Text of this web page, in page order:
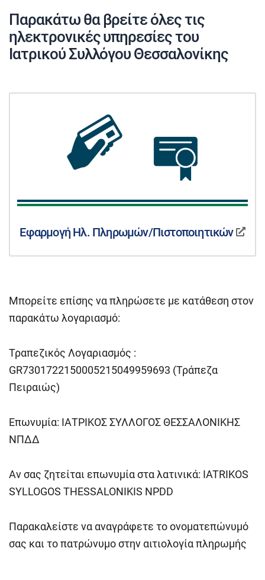
Παρακάτω θα βρείτε όλες τις
ηλεκτρονικές υπηρεσίες του
Ιατρικού Συλλόγου Θεσσαλονίκης
Εφαρμογή Ηλ. Πληρωμών/Πιστοποιητικών
Μπορείτε επίσης να πληρώσετε με κατάθεση στον
παρακάτω λογαριασμό:
Τραπεζικός Λογαριασμός :
GR7301722150005215049959693 (Τράπεζα
Πειραιώς)
Επωνυμία: ΙΑΤΡΙΚΟΣ ΣΥΛΛΟΓΟΣ ΘΕΣΣΑΛΟΝΙΚΗΣ
ΝΠΔΔ
Αν σας ζητείται επωνυμία στα λατινικά: IATRIKOS
SYLLOGOS THESSALONIKIS NPDD
Παρακαλείστε να αναγράφετε το ονοματεπώνυμό
σας και το πατρώνυμο στην αιτιολογία πληρωμής